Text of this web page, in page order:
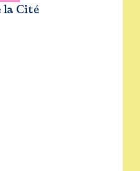
la Cité